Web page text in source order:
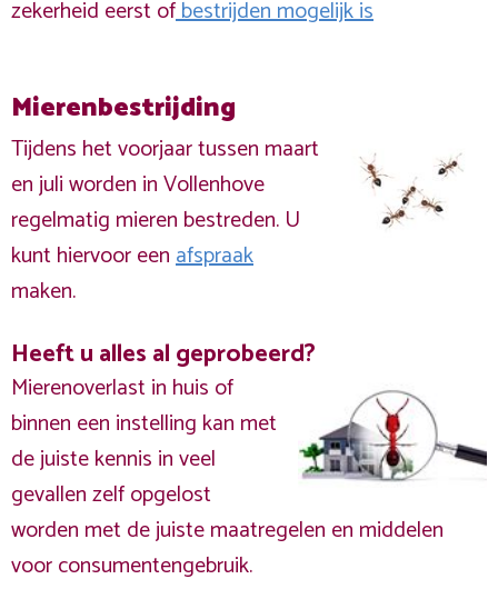
zekerheid eerst ofbestrijden mogelijk is
Mierenbestrijding
Tijdens het voorjaar tussen maart
en juli worden in Vollenhove
regelmatig mieren bestreden. U
kunt hiervoor eenafspraak
maken.
Heeft u alles al geprobeerd?
Mierenoverlast in huis of
binnen een instelling kan met
de juiste kennis in veel
gevallen zelf opgelost
worden met de juiste maatregelen en middelen
voor consumentengebruik.